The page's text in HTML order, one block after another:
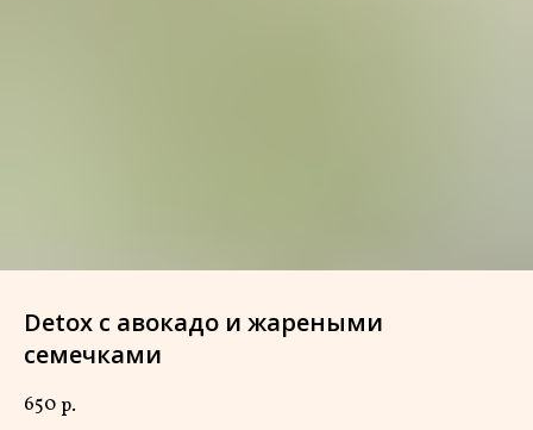
Detox с авокадо и жареными
семечками
650р.